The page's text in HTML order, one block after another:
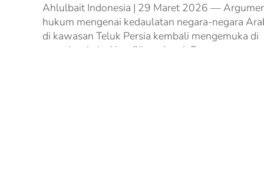
Ahlulbait Indonesia | 29 Maret 2026 —
hukum mengenai kedaulatan negara-negara
di kawasan Teluk Persia kembali mengemuka di
tengah eskalasi konflik regional. Pengacara